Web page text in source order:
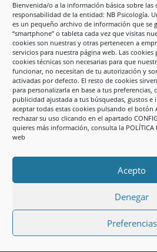
Bienvenida/o a la información básica sobre las
responsabilidad de la entidad: NB Psicología.
es un pequeño archivo de información que se
“smartphone” o tableta cada vez que visitas
cookies son nuestras y otras pertenecen a
servicios para nuestra página web. Las
cookies técnicas son necesarias para que
funcionar, no necesitan de tu autorización y
activadas por defecto. El resto de cookies
para personalizarla en base a tus preferencias,
publicidad ajustada a tus búsquedas, gustos e
aceptar todas estas cookies pulsando el botón
rechazar su uso clicando en el apartado
quieres más información, consulta la POLÍTICA
web
Acepto
Denegar
Preferencias
Hoy pienso en nuestra
arriesgada. Qué apasionante.
desastre. Llevo ya un tiempo
conocido muchos psicólogos.
complejo y complicado. A
como una ilusión de...
Entradas Recientes